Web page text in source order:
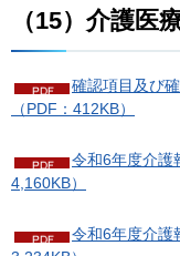
（15）介護医
確認項目及び
（PDF：412KB）
令和6年度介護
4,160KB）
令和6年度介護